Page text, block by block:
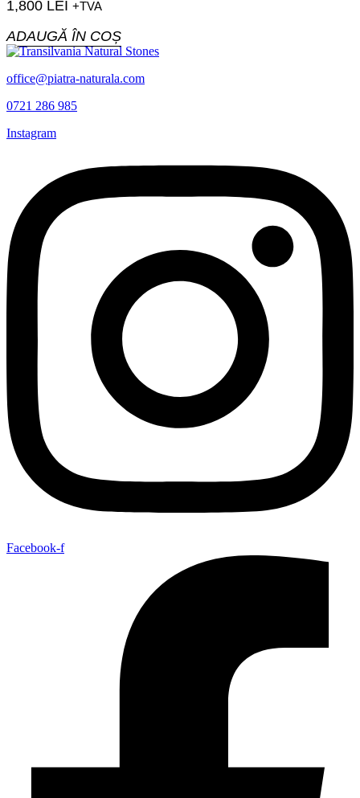
1,800 LEI +TVA
ADAUGĂ ÎN COȘ
office@piatra-naturala.com
0721 286 985
Instagram
Facebook-f